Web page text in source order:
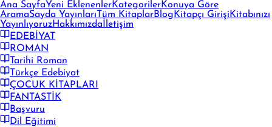
Ana SayfaYeni EklenenlerKategorilerKonuya Göre
AramaSayda Yayınları Tüm KitaplarBlog Kitapçı Girişi Kitabınızı
YayınlıyoruzHakkımızda İletişim
EDEBİYAT
ROMAN
Tarihi Roman
Türkçe Edebiyat
ÇOCUK KİTAPLARI
FANTASTİK
Başvuru
Dil Eğitimi